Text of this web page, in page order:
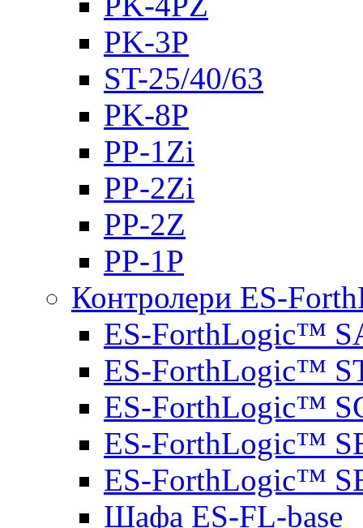
PK-3Р
ST-25/40/63
PK-8P
PP-1Zi
PP-2Zi
PP-2Z
PP-1P
Контролери ES-
ES-ForthLogic™
ES-ForthLogic™
ES-ForthLogic™
ES-ForthLogic™
ES-ForthLogic™
Шафа ES-FL-base